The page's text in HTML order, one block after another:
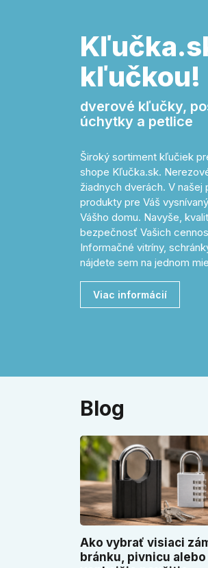
kľučkou!
dverové kľučky,
úchytky a petlice
Široký sortiment kľučiek
shope Kľučka.sk.
žiadnych dverách. V
produkty pre Váš
Vášho domu. Navyše,
bezpečnosť Vašich
Informačné vitríny,
nájdete sem na jednom
Viac informácií
Blog
Ako vybrať visiaci
bránku, pivnicu alebo